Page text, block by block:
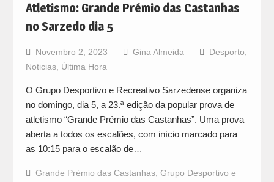
Atletismo: Grande Prémio das Castanhas
no Sarzedo dia 5
Novembro 2, 2023 Gina Almeida Desporto
Noticias, Última Hora
O Grupo Desportivo e Recreativo Sarzedense organiza
no domingo, dia 5, a 23.ª edição da popular prova de
atletismo “Grande Prémio das Castanhas”. Uma prova
aberta a todos os escalões, com início marcado para
as 10:15 para o escalão de…
Grande Prémio das Castanhas, Grupo Desportivo e